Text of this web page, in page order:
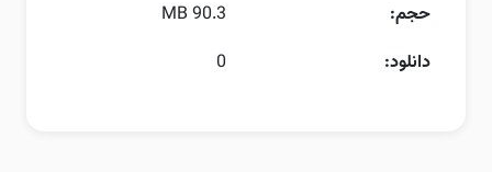
حجم:
90.3 MB
دانلود:
0